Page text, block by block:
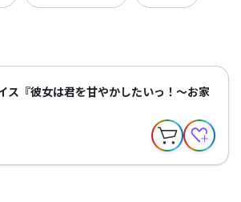
ス『彼女は君を甘やかしたいっ！～お家